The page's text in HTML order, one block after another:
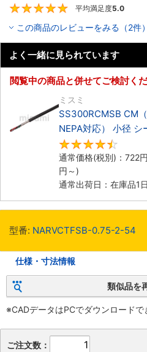
平均満足度5.0
この商品のレビューをみる（2件）
よく一緒に見られています
閲覧中の商品と併せてご検討く
ミスミ
SS300RCMSB CM
NEPA対応） 小径 シ
通常価格(税別)： 722円
円 ～)
通常出荷日：在庫品1
型番: NARVCTFSB-0.75-2-54
仕様・寸法情報
類似品を
※CADデータはPCでダウンロードで
ご注文数：